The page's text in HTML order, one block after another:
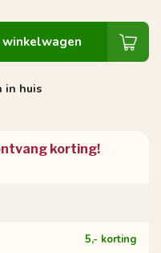
in huis
korting!
5,- korting